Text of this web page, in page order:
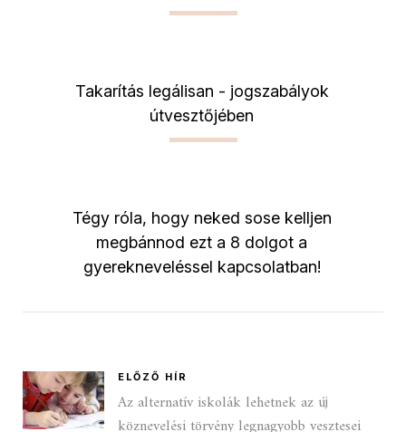
Takarítás legálisan - jogszabályok
útvesztőjében
Tégy róla, hogy neked sose kelljen
megbánnod ezt a 8 dolgot a
gyerekneveléssel kapcsolatban!
ELŐZŐ HÍR
Az alternatív iskolák lehetnek az új
köznevelési törvény legnagyobb vesztesei